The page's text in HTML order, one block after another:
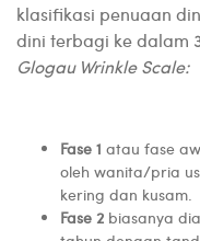
klasifikasi penuaan
dini terbagi ke dalam
Glogau Wrinkle Scale:
Fase 1 atau fase
oleh wanita/pria
kering dan kusam.
Fase 2 biasanya